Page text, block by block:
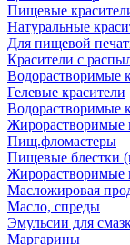
Пищевые
Натуральные
Для пищевой
Красители с
Водорастворимые
Гелевые красители
Водорастворимые
Жирорастворимые
Пищ.фломастеры
Пищевые блестки
Жирорастворимые
Масложировая
Масло, спреды
Эмульсии для
Маргарины